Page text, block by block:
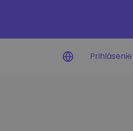
Prihlásenie